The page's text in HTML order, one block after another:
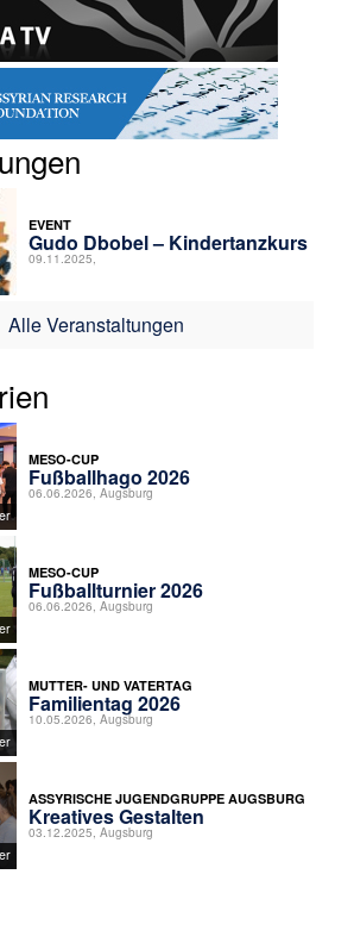
EVENT
Gudo Dbobel – Kindertanzkurs
09.11.2025,
Alle Veranstaltungen
MESO-CUP
Fußballhago 2026
06.06.2026, Augsburg
MESO-CUP
Fußballturnier 2026
06.06.2026, Augsburg
MUTTER- UND VATERTAG
Familientag 2026
10.05.2026, Augsburg
ASSYRISCHE JUGENDGRUPPE AUGSBURG
Kreatives Gestalten
03.12.2025, Augsburg